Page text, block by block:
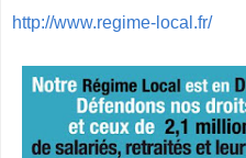
http://www.regime-local.fr/